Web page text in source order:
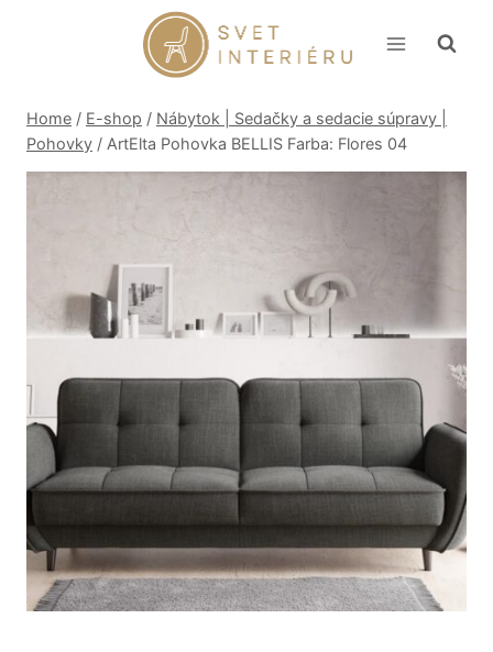
Home / E-shop / Nábytok | Sedačky a sedacie súpravy |
Pohovky / ArtElta Pohovka BELLIS Farba: Flores 04